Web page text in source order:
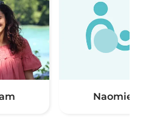
Naomie